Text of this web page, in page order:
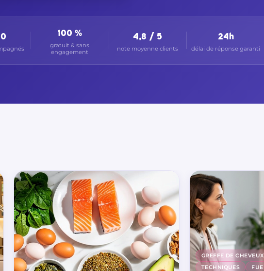
100 %
gratuit & sans
engagement
4,8 / 5
note moyenne clients
24h
délai de réponse garanti
GREFFE DE CHEVEUX
TECHNIQUES
FUE